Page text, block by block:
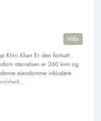
Villa
Khiri Khan Er den fortsatt
størrelsen er 260 kvm og
eiendomme inkludere